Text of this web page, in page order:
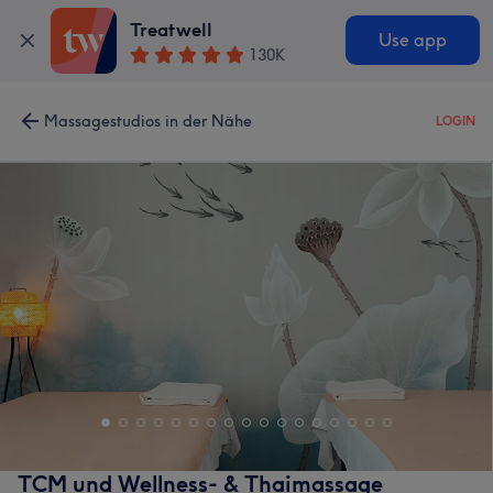
Treatwell
130K
Use app
Massagestudios in der Nähe LOGIN
TCM und Wellness- & Thaimassage